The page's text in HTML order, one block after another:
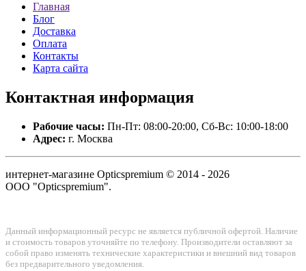
Главная
Блог
Доставка
Оплата
Контакты
Карта сайта
Контактная информация
Рабочие часы: Пн-Пт: 08:00-20:00, Сб-Вс: 10:00-18:00
Адрес: г. Москва
интернет-магазине Opticspremium © 2014 - 2026
ООО "Opticspremium".
Данный информационный ресурс не является публичной офертой. Наличие
и стоимость товаров уточняйте по телефону. Производители оставляют за
собой право изменять технические характеристики и внешний вид товаров
без предварительного уведомления.